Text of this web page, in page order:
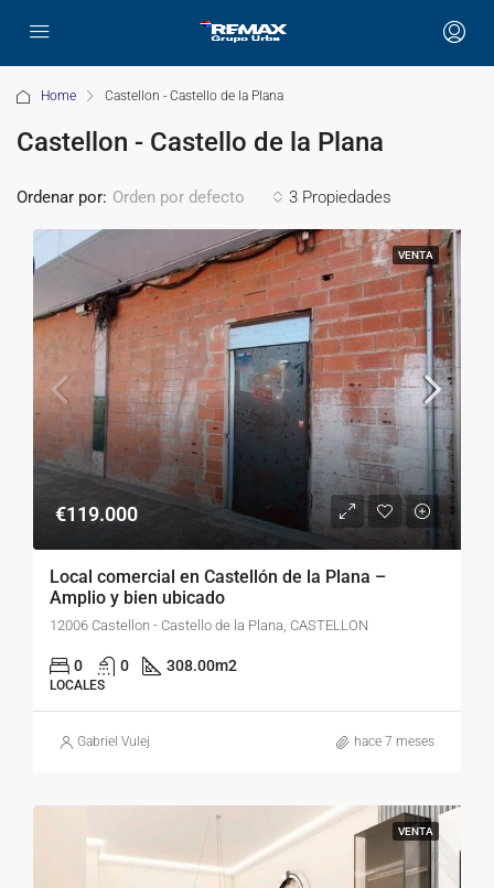
Home Castellon - Castello de la Plana
Castellon - Castello de la Plana
3 Propiedades
Ordenar por: Orden por defecto
VENTA
€119.000
Local comercial en Castellón de la Plana –
Amplio y bien ubicado
12006 Castellon - Castello de la Plana, CASTELLON
0 0 308.00m2
LOCALES
Gabriel Vulej hace 7 meses
VENTA